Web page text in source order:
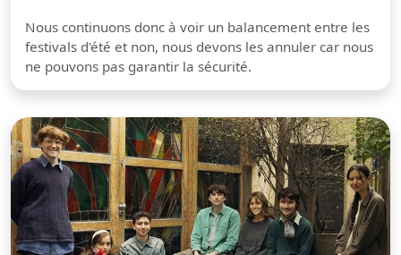
Nous continuons donc à voir un balancement entre les
festivals d'été et non, nous devons les annuler car nous
ne pouvons pas garantir la sécurité.